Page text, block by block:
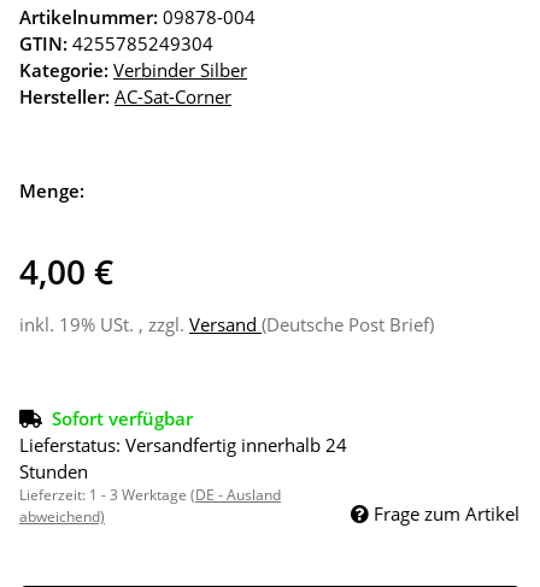
Artikelnummer: 09878-004
GTIN: 4255785249304
Kategorie: Verbinder Silber
Hersteller: AC-Sat-Corner
Menge:
4,00 €
inkl. 19% USt. , zzgl. Versand (Deutsche Post Brief)
Sofort verfügbar
Lieferstatus: Versandfertig innerhalb 24
Stunden
Lieferzeit: 1 - 3 Werktage (DE - Ausland
abweichend)
Frage zum Artikel